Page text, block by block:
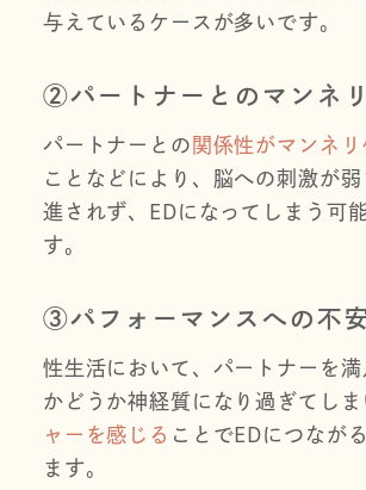
与えているケースが多いです。
②パートナーとのマンネ
パートナーとの 関係性がマンネリ
ことなどにより、脳への刺激が
進されず、EDになってしまう可
す。
③パフォーマンスへの不
性生活において、パートナーを満
かどうか神経質になり過ぎてしま
ャーを感じる ことでEDにつなが
ます。